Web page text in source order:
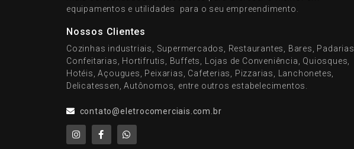
equipamentos e utilidades para o seu empreendimento.
Nossos Clientes
Cozinhas industriais, Supermercados, Restaurantes, Bares, Padarias,
Confeitarias, Hortifrutis, Buffets, Lojas de Conveniência, Quiosques,
Hotéis, Açougues, Peixarias, Cafeterias, Pizzarias, Lanchonetes,
Delicatessen, Autônomos, entre outros estabelecimentos.
contato@eletrocomerciais.com.br